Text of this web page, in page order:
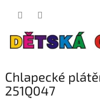
Chlapecké
251Q047